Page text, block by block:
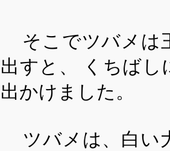
そこでツバメは
出すと、 くちばし
出かけました。
ツバメは、白い